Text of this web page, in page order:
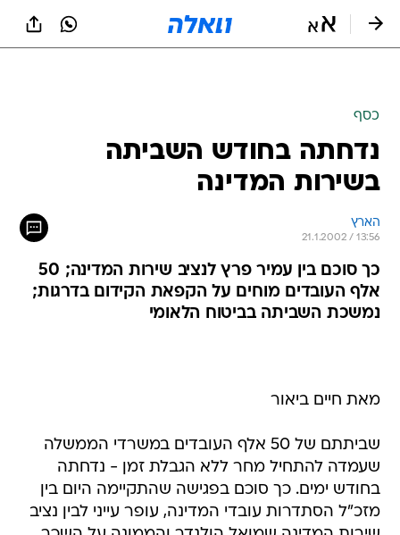
כסף
נדחתה בחודש השביתה
בשירות המדינה
הארץ
21.1.2002 / 13:56
כך סוכם בין עמיר פרץ לנציב שירות המדינה; 50
אלף העובדים מוחים על הקפאת הקידום בדרגות;
נמשכת השביתה בביטוח הלאומי
מאת חיים ביאור
שביתתם של 50 אלף העובדים במשרדי הממשלה
שעמדה להתחיל מחר ללא הגבלת זמן - נדחתה
בחודש ימים. כך סוכם בפגישה שהתקיימה היום בין
מזכ"ל הסתדרות עובדי המדינה, עופר עייני לבין נציב